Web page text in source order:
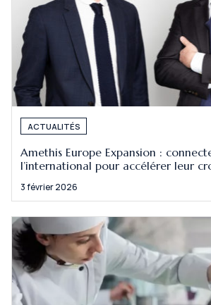
ACTUALITÉS
Amethis Europe Expansion :
l’international pour accélérer leur
3 février 2026